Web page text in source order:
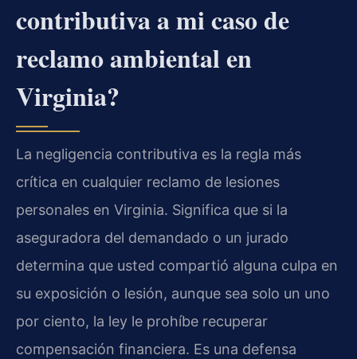
contributiva a mi caso de
reclamo ambiental en
Virginia?
La negligencia contributiva es la regla más
crítica en cualquier reclamo de lesiones
personales en Virginia. Significa que si la
aseguradora del demandado o un jurado
determina que usted compartió alguna culpa en
su exposición o lesión, aunque sea solo un uno
por ciento, la ley le prohíbe recuperar
compensación financiera. Es una defensa